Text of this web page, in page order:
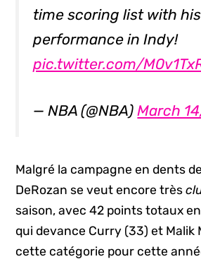
time scoring list with
performance in Indy!
pic.twitter.com/
— NBA (@NBA)March
Malgré la campagne en dents
DeRozan se veut encore très
saison, avec 42 points totaux
qui devance Curry (33) et Malik
cette catégorie pour cette